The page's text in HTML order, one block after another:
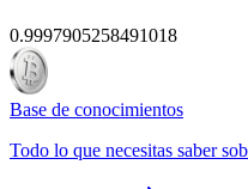
0.9997905258491018
Base de conocimientos
Todo lo que necesitas saber